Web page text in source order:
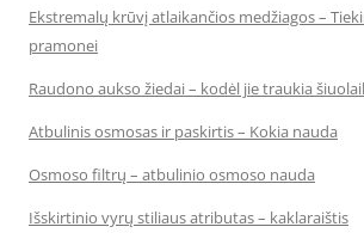
Ekstremalų krūvį atlaikančios medžiagos –
pramonei
Raudono aukso žiedai – kodėl jie traukia
Atbulinis osmosas ir paskirtis – Kokia nauda
Osmoso filtrų – atbulinio osmoso nauda
Išskirtinio vyrų stiliaus atributas – kaklaraištis